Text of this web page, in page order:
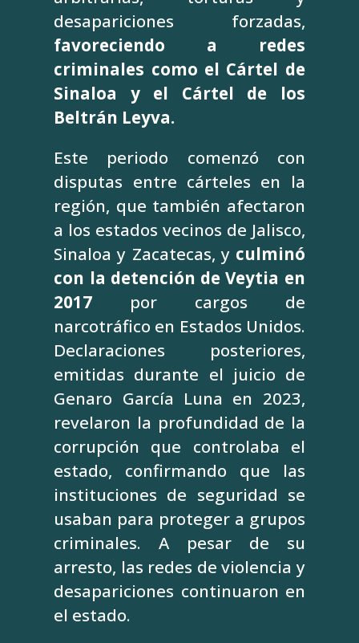
desapariciones forzadas,
favoreciendo a redes
criminales como el Cártel de
Sinaloa y el Cártel de los
Beltrán Leyva.
Este periodo comenzó con
disputas entre cárteles en la
región, que también afectaron
a los estados vecinos de Jalisco,
Sinaloa y Zacatecas, y culminó
con la detención de Veytia en
2017 por cargos de
narcotráfico en Estados Unidos.
Declaraciones posteriores,
emitidas durante el juicio de
Genaro García Luna en 2023,
revelaron la profundidad de la
corrupción que controlaba el
estado, confirmando que las
instituciones de seguridad se
usaban para proteger a grupos
criminales. A pesar de su
arresto, las redes de violencia y
desapariciones continuaron en
el estado.